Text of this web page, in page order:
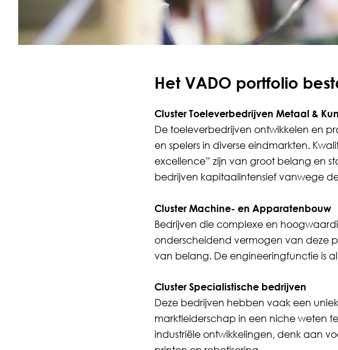
Het VADO portfolio
Cluster Toeleverbedrijven Metaal &
De toeleverbedrijven ontwikkelen en
en spelers in diverse eindmarkten.
excellence” zijn van groot belang en
bedrijven kapitaalintensief vanwege
Cluster Machine- en Apparatenbouw
Bedrijven die complexe en
onderscheidend vermogen van deze
van belang. De engineeringfunctie is
Cluster Specialistische bedrijven
Deze bedrijven hebben vaak een
marktleiderschap in een niche weten
industriële ontwikkelingen, denk aan